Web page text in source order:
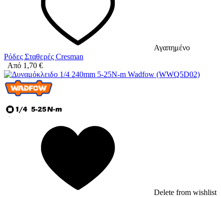
Αγαπημένο
Ρόδες Σταθερές Cresman
Από 1,70 €
Delete from wishlist